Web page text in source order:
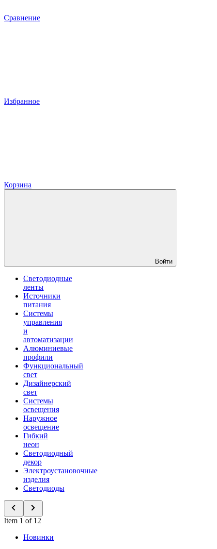
Сравнение
Избранное
Корзина
Войти
Светодиодные
ленты
Источники
питания
Системы
управления
и
автоматизации
Алюминиевые
профили
Функциональный
свет
Дизайнерский
свет
Системы
освещения
Наружное
освещение
Гибкий
неон
Светодиодный
декор
Электроустановочные
изделия
Светодиоды
Item 1 of 12
Новинки